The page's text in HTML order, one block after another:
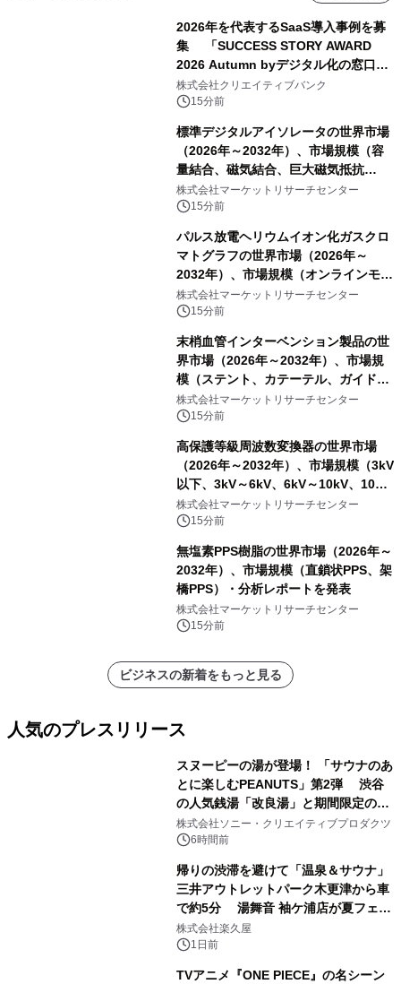
2026年を代表するSaaS導入事例を募
集 「SUCCESS STORY AWARD
2026 Autumn byデジタル化の窓口」
開催
株式会社クリエイティブバンク
15分前
標準デジタルアイソレータの世界市場
（2026年～2032年）、市場規模（容
量結合、磁気結合、巨大磁気抵抗
（GMR））・分析レポートを発表
株式会社マーケットリサーチセンター
15分前
パルス放電ヘリウムイオン化ガスクロ
マトグラフの世界市場（2026年～
2032年）、市場規模（オンラインモニ
タリング型、ラボラトリー型）・分析
レポートを発表
株式会社マーケットリサーチセンター
15分前
末梢血管インターベンション製品の世
界市場（2026年～2032年）、市場規
模（ステント、カテーテル、ガイドワ
イヤー、シース、下大静脈フィルタ
ー、その他）・分析レポートを発表
株式会社マーケットリサーチセンター
15分前
高保護等級周波数変換器の世界市場
（2026年～2032年）、市場規模（3kV
以下、3kV～6kV、6kV～10kV、10kV
超）・分析レポートを発表
株式会社マーケットリサーチセンター
15分前
無塩素PPS樹脂の世界市場（2026年～
2032年）、市場規模（直鎖状PPS、架
橋PPS）・分析レポートを発表
株式会社マーケットリサーチセンター
15分前
ビジネスの新着をもっと見る
人気のプレスリリース
スヌーピーの湯が登場！ 「サウナのあ
とに楽しむPEANUTS」第2弾 渋谷
の人気銭湯「改良湯」と期間限定のコ
ラボレーション サウナイキタイコラ
ボグッズも発売決定！
株式会社ソニー・クリエイティブプロダクツ
6時間前
帰りの渋滞を避けて「温泉＆サウナ」
三井アウトレットパーク木更津から車
で約5分 湯舞音 袖ケ浦店が夏フェア
メニューを提供
株式会社楽久屋
1日前
TVアニメ『ONE PIECE』の名シーン